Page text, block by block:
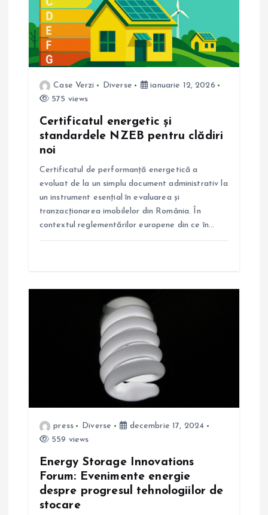
n
a
Case Verzi Diverse
ianuarie 12, 2026
575 views
Certificatul energetic și
standardele NZEB pentru clădiri
noi
Certificatul de performanță energetică a
evoluat de la un simplu document administrativ la
un instrument esențial în evaluarea și
tranzacționarea imobilelor din România. În
contextul reglementărilor europene din ce în…
press Diverse
decembrie 17, 2024
559 views
Energy Storage Innovations
Forum: Evenimente energie
despre progresul tehnologiilor de
stocare